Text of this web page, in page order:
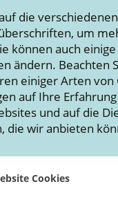
die verschiedenen
um
können auch
ändern. Beachten
einiger Arten von
auf Ihre
und auf die
die wir anbieten
Cookies
Must-
Zeit, in der alle
Marketing-Trends
berich­ten gern
Tech­no­lo­gie-
Blick für das, was